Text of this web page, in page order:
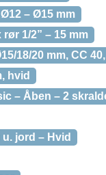
– Ø15 mm
1/2” – 15 mm
18/20 mm, CC
hvid
– Åben – 2
jord – Hvid